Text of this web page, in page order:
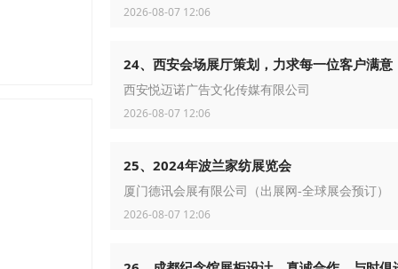
2026-08-07 12:06
24、西安会场展厅策划，力求每一位客户满意
西安悦迈诺广告文化传媒有限公司
2026-08-07 12:06
25、2024年波兰家纺展览会
厦门德讯会展有限公司（出展网-全球展会预订）
2026-08-07 12:06